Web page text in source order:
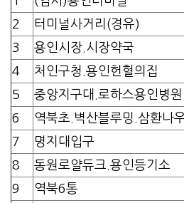
2
터미널사거리(경유)
3
용인시장.시장약국
4
처인구청.용인헌혈의집
5
중앙지구대.로하스용인병원
6
역북초.벽산블루밍.삼환나
7
명지대입구
8
동원로얄듀크.용인등기소
9
역북6통